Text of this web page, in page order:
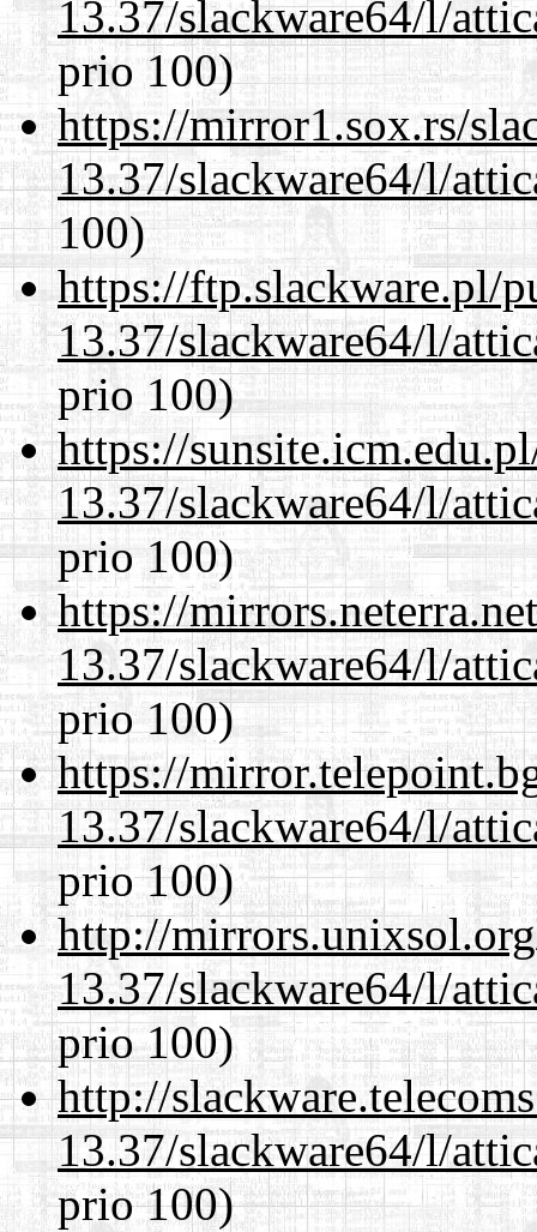
13.37/slackware64/l/
prio 100)
https://mirror1.sox.rs/
13.37/slackware64/l/
100)
https://ftp.slackware.pl/
13.37/slackware64/l/
prio 100)
https://
13.37/slackware64/l/
prio 100)
https://
13.37/slackware64/l/
prio 100)
https://
13.37/slackware64/l/
prio 100)
http://
13.37/slackware64/l/
prio 100)
http://
13.37/slackware64/l/
prio 100)